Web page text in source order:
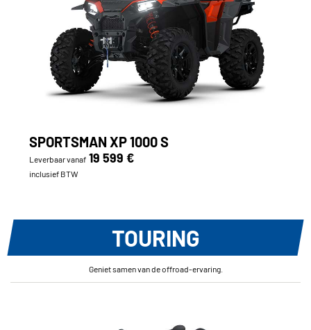
SPORTSMAN XP 1000 S
Leverbaar vanaf 19 599 €
inclusief BTW
TOURING
Geniet samen van de offroad-ervaring.